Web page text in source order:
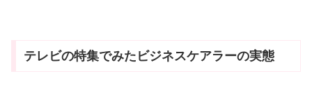
テレビの特集でみたビジネスケアラーの実態